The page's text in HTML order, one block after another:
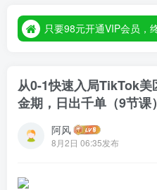
只要98元开通VIP会员，终身下载各大机构内部资源，
从0-1快速入局TikTok
金期，日出千单（9节课）
阿风
8月2日 06:35发布